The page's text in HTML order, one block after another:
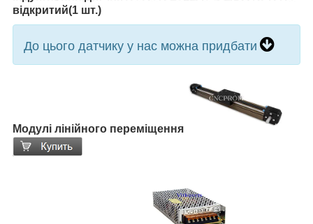
відкритий(1 шт.)
До цього датчику у нас можна придбати
Модулі лінійного переміщення